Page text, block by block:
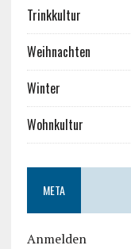
Trinkkultur
Weihnachten
Winter
Wohnkultur
META
Anmelden